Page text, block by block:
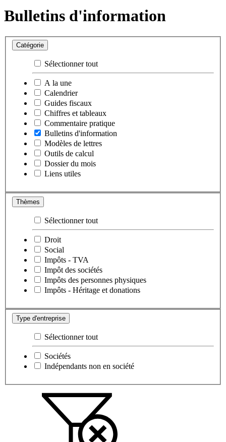
Bulletins d'information
Catégorie
Sélectionner tout
A la une
Calendrier
Guides fiscaux
Chiffres et tableaux
Commentaire pratique
Bulletins d'information
Modèles de lettres
Outils de calcul
Dossier du mois
Liens utiles
Thèmes
Sélectionner tout
Droit
Social
Impôts - TVA
Impôt des sociétés
Impôts des personnes physiques
Impôts - Héritage et donations
Type d'entreprise
Sélectionner tout
Sociétés
Indépendants non en société